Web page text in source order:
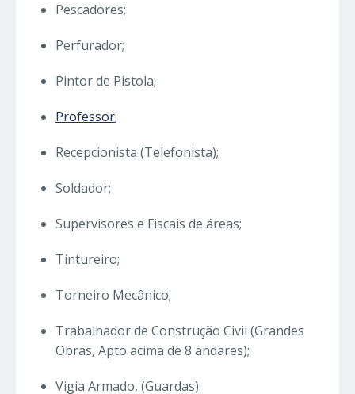
Pescadores;
Perfurador;
Pintor de Pistola;
Professor;
Recepcionista (Telefonista);
Soldador;
Supervisores e Fiscais de áreas;
Tintureiro;
Torneiro Mecânico;
Trabalhador de Construção Civil (Grandes
Obras, Apto acima de 8 andares);
Vigia Armado, (Guardas).